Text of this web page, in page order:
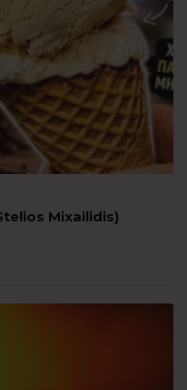
Mixailidis)